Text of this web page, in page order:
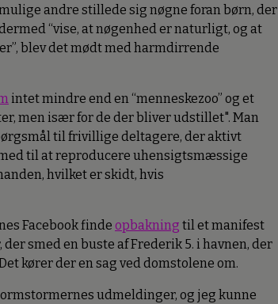
andre stillede sig nøgne foran børn, der
“vise, at nøgenhed er naturligt, og at
blev det mødt med harmdirrende
intet mindre end en “menneskezoo” og et
men især for de der bliver udstillet". Man
til frivillige deltagere, der aktivt
til at reproducere uhensigtsmæssige
hvilket er skidt, hvis
Facebook finde opbakning til et manifest
smed en buste af Frederik 5. i havnen, der
kører der en sag ved domstolene om.
udmeldinger, og jeg kunne